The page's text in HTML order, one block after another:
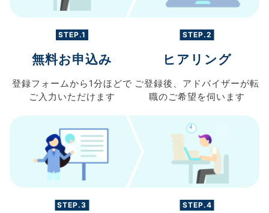
STEP.1
無料お申込み
登録フォームから 1分ほどで
ご入力 いただけます
STEP.2
ヒアリング
ご登録後、 アドバイザーが転
職のご希望を伺います
STEP.3 STEP.4